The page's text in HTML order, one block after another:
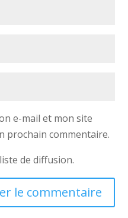
e-mail et mon site
prochain commentaire.
de diffusion.